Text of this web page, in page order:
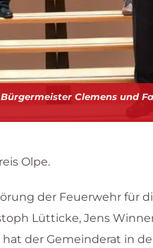
Clemens und
Olpe.
der Feuerwehr für
Lütticke, Jens
der Gemeinderat in